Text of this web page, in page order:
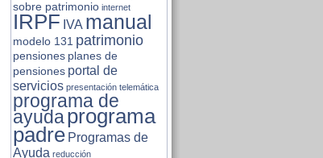
sobre patrimonio internet
IRPF IVA manual
modelo 131 patrimonio
pensiones planes de
pensiones portal de
servicios presentación telemática
programa de
ayudaprograma
padre Programas de
Ayuda reducción